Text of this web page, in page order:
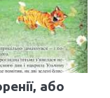
або